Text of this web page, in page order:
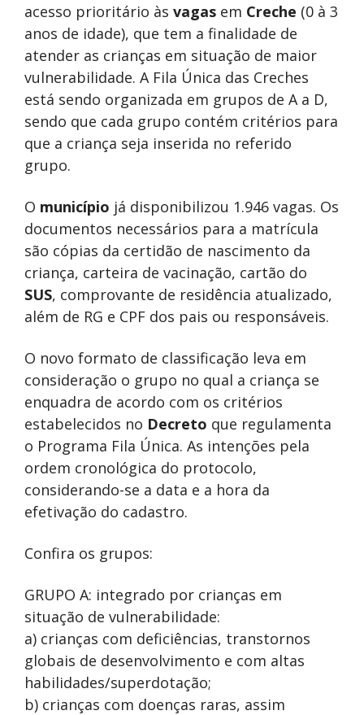
acesso prioritário às vagas em Creche (0 à 3
anos de idade), que tem a finalidade de
atender as crianças em situação de maior
vulnerabilidade. A Fila Única das Creches
está sendo organizada em grupos de A a D,
sendo que cada grupo contém critérios para
que a criança seja inserida no referido
grupo.
O município já disponibilizou 1.946 vagas. Os
documentos necessários para a matrícula
são cópias da certidão de nascimento da
criança, carteira de vacinação, cartão do
SUS, comprovante de residência atualizado,
além de RG e CPF dos pais ou responsáveis.
O novo formato de classificação leva em
consideração o grupo no qual a criança se
enquadra de acordo com os critérios
estabelecidos no Decreto que regulamenta
o Programa Fila Única. As intenções pela
ordem cronológica do protocolo,
considerando-se a data e a hora da
efetivação do cadastro.
Confira os grupos:
GRUPO A: integrado por crianças em
situação de vulnerabilidade:
a) crianças com deficiências, transtornos
globais de desenvolvimento e com altas
habilidades/superdotação;
b) crianças com doenças raras, assim